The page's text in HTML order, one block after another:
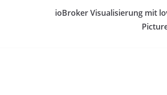
ioBroker Visualisierung mit